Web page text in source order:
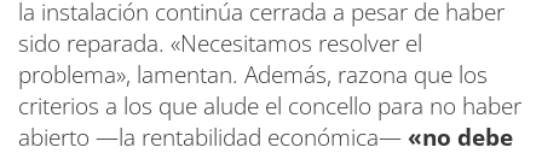
la instalación continúa cerrada a pesar de haber
sido reparada. «Necesitamos resolver el
problema», lamentan. Además, razona que los
criterios a los que alude el concello para no haber
abierto —la rentabilidad económica—«no debe